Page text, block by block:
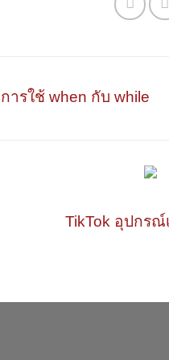
ารใช้ when กับ while
TikTok อุปกรณ์